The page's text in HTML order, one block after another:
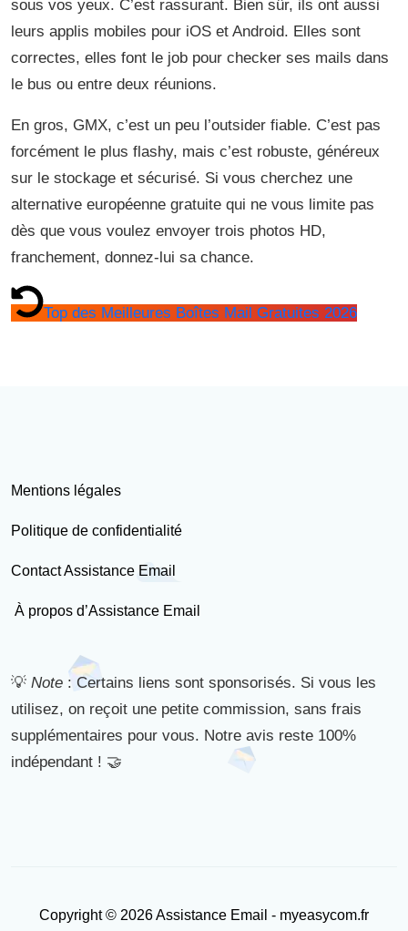
sous vos yeux. C’est rassurant. Bien sûr, ils ont aussi
leurs applis mobiles pour iOS et Android. Elles sont
correctes, elles font le job pour checker ses mails dans
le bus ou entre deux réunions.
En gros, GMX, c’est un peu l’outsider fiable. C’est pas
forcément le plus flashy, mais c’est robuste, généreux
sur le stockage et sécurisé. Si vous cherchez une
alternative européenne gratuite qui ne vous limite pas
dès que vous voulez envoyer trois photos HD,
franchement, donnez-lui sa chance.
Top des Meilleures Boîtes Mail Gratuites 2026
Mentions légales
Politique de confidentialité
Contact Assistance Email
À propos d’Assistance Email
💡 Note : Certains liens sont sponsorisés. Si vous les
utilisez, on reçoit une petite commission, sans frais
supplémentaires pour vous. Notre avis reste 100%
indépendant ! 🤝
Copyright © 2026 Assistance Email - myeasycom.fr